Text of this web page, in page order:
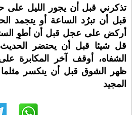
تذكرني قبل أن يجور الليل على
قبل أن تبرُد الساعة أو يتجمد
أركض على عجل قبل أن أطوِ
قل شيئا قبل أن يحتضر
الشفاه، أوقف آخر المكابرة
ظهر الشوق قبل أن ينكسر
المجيد